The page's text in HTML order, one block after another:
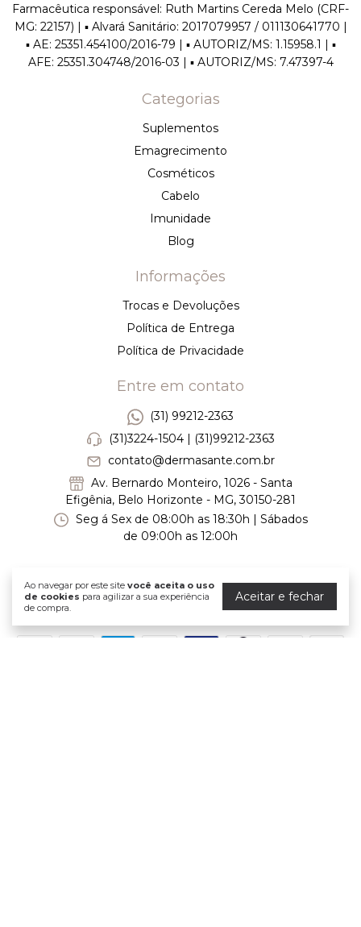
Ao navegar por este site você aceita o uso
de cookies para agilizar a sua experiência
de compra.
Aceitar e fechar
Farmacêutica responsável: Ruth Martins Cereda Melo (CRF-
MG: 22157) | ▪︎ Alvará Sanitário: 2017079957 / 011130641770 |
▪︎ AE: 25351.454100/2016-79 | ▪︎ AUTORIZ/MS: 1.15958.1 | ▪︎
AFE: 25351.304748/2016-03 | ▪︎ AUTORIZ/MS: 7.47397-4
Categorias
Suplementos
Emagrecimento
Cosméticos
Cabelo
Imunidade
Blog
Informações
Trocas e Devoluções
Política de Entrega
Política de Privacidade
Entre em contato
(31) 99212-2363
(31)3224-1504 | (31)99212-2363
contato@dermasante.com.br
Av. Bernardo Monteiro, 1026 - Santa
Efigênia, Belo Horizonte - MG, 30150-281
Seg á Sex de 08:00h as 18:30h | Sábados
de 09:00h as 12:00h
Formas de pagamento